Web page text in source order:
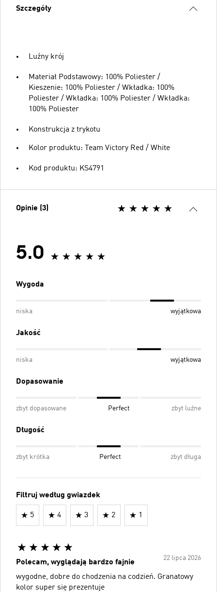
Szczegóły
Luźny krój
Materiał Podstawowy: 100% Poliester /
Kieszenie: 100% Poliester / Wkładka: 100%
Poliester / Wkładka: 100% Poliester / Wkładka:
100% Poliester
Konstrukcja z trykotu
Kolor produktu: Team Victory Red / White
Kod produktu: KS4791
Opinie (3)
5.0
Wygoda
niska wyjątkowa
Jakość
niska wyjątkowa
Dopasowanie
zbyt dopasowane Perfect zbyt luźne
Długość
zbyt krótka Perfect zbyt długa
Filtruj według gwiazdek
5 4 3 2 1
22 lipca 2026
Polecam, wyglądają bardzo fajnie
wygodne, dobre do chodzenia na codzień. Granatowy
kolor super się prezentuje